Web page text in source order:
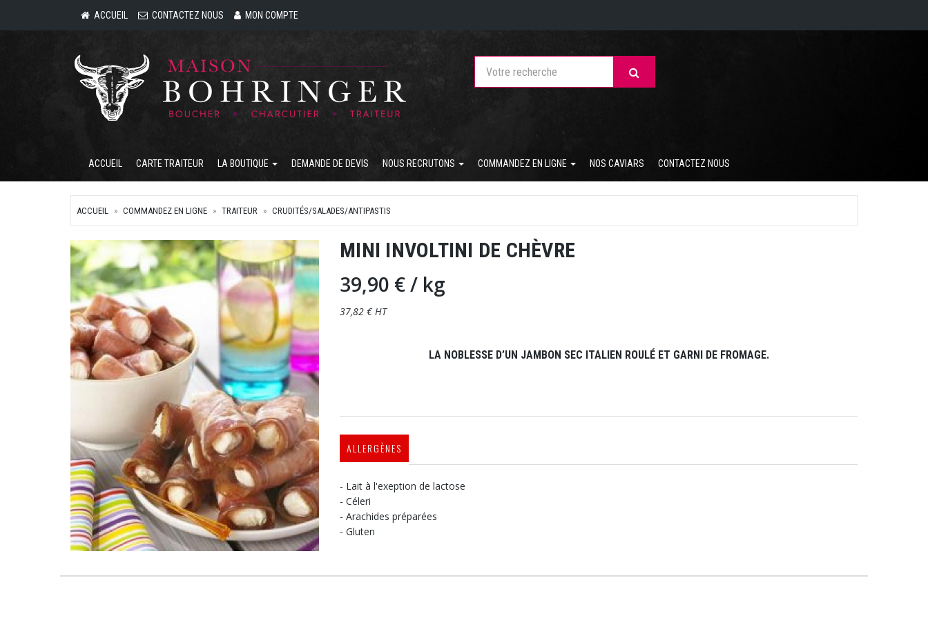
ACCUEIL CONTACTEZ NOUS MON COMPTE
ACCUEIL CARTE TRAITEUR LA BOUTIQUE DEMANDE DE DEVIS NOUS RECRUTONS COMMANDEZ EN LIGNE NOS CAVIARS CONTACTEZ NOUS
ACCUEIL COMMANDEZ EN LIGNE TRAITEUR CRUDITÉS/SALADES/ANTIPASTIS
MINI INVOLTINI DE CHÈVRE
39,90 €/ kg
37,82 € HT
LA NOBLESSE D’UN JAMBON SEC ITALIEN ROULÉ ET GARNI DE FROMAGE.
ALLERGÈNES
- Lait à l'exeption de lactose
- Céleri
- Arachides préparées
- Gluten